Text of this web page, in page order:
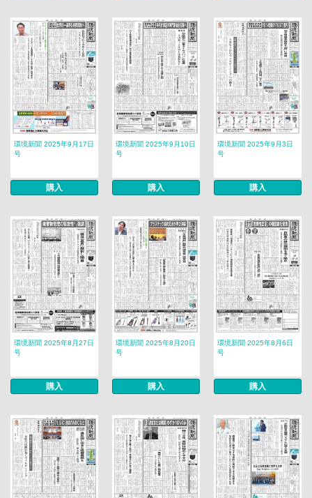
環境新聞 2025年9月17日
号
購入
環境新聞 2025年9月10日
号
購入
環境新聞 2025年9月3日
号
購入
環境新聞 2025年8月27日
号
購入
環境新聞 2025年8月20日
号
購入
環境新聞 2025年8月6日
号
購入